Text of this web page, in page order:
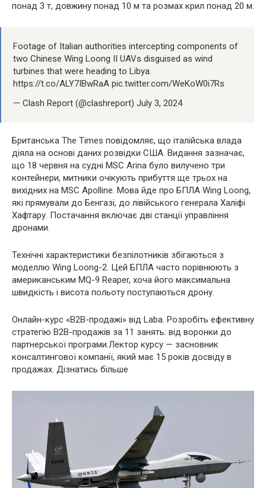
понад 3 т, довжину понад 10 м та розмах крил понад 20 м.
Footage of Italian authorities intercepting components of
two Chinese Wing Loong II UAVs disguised as wind
turbines that were heading to Libya.
https://t.co/ALY7IBwRaA pic.twitter.com/WeKoW0i7Rs
— Clash Report (@clashreport) July 3, 2024
Британська The Times повідомляє, що італійська влада
діяла на основі даних розвідки США. Видання зазначає,
що 18 червня на судні MSC Arina було вилучено три
контейнери, митники очікують прибуття ще трьох на
вихідних на MSC Apolline. Мова йде про БПЛА Wing Loong,
які прямували до Бенгазі, до лівійського генерала Халіфі
Хафтару. Постачання включає дві станції управління
дронами.
Технічні характеристики безпілотників збігаються з
моделлю Wing Loong-2. Цей БПЛА часто порівнюють з
американським MQ-9 Reaper, хоча його максимальна
швидкість і висота польоту поступаються дрону.
Онлайн-курс «B2B-продажі» від Laba. Розробіть ефективну
стратегію B2B-продажів за 11 занять: від воронки до
партнерської програми.Лектор курсу — засновник
консалтингової компанії, який має 15 років досвіду в
продажах. Дізнатись більше